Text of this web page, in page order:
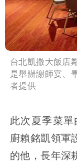
台北凱撒大飯店
是舉辦謝師宴、
者提供
此次夏季菜
廚賴銘凱領軍
的他，長年深